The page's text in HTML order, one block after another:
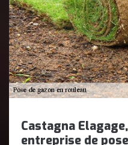
Castagna
entreprise de